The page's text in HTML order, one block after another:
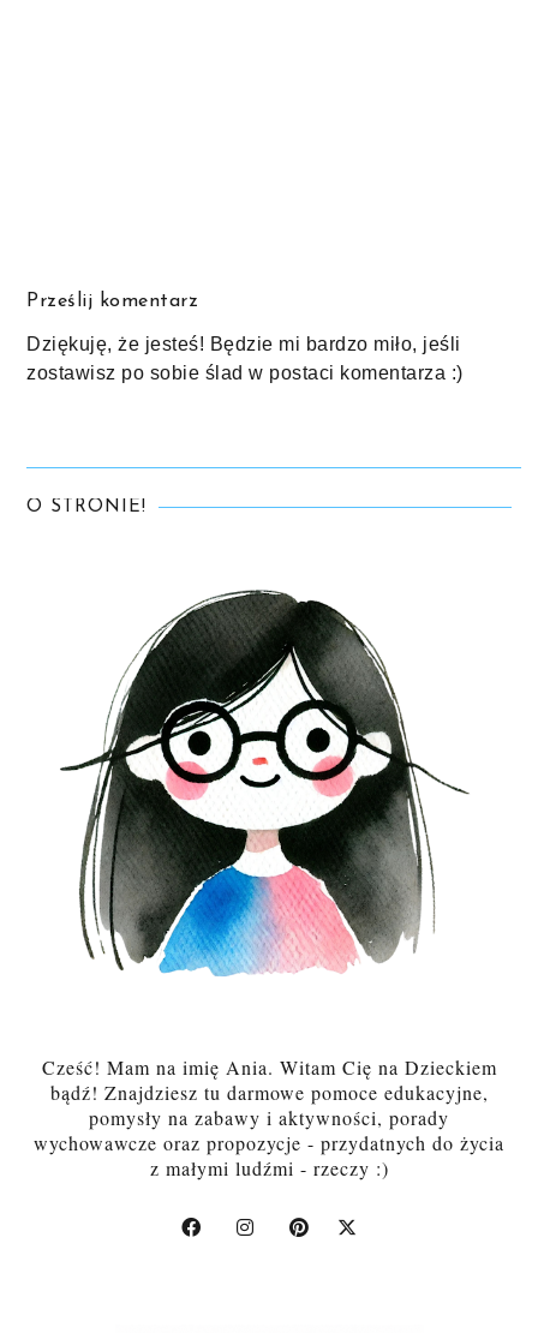
Prześlij komentarz
Dziękuję, że jesteś! Będzie mi bardzo miło, jeśli
zostawisz po sobie ślad w postaci komentarza :)
O STRONIE!
Cześć! Mam na imię Ania. Witam Cię na Dzieckiem
bądź! Znajdziesz tu darmowe pomoce edukacyjne,
pomysły na zabawy i aktywności, porady
wychowawcze oraz propozycje - przydatnych do życia
z małymi ludźmi - rzeczy :)